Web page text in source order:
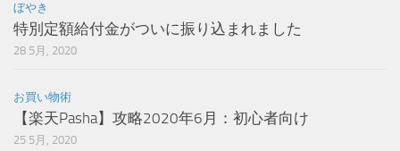
ぼやき
特別定額給付金がついに振り込まれました
28 5月, 2020
お買い物術
【楽天Pasha】攻略2020年6月：初心者向け
25 5月, 2020